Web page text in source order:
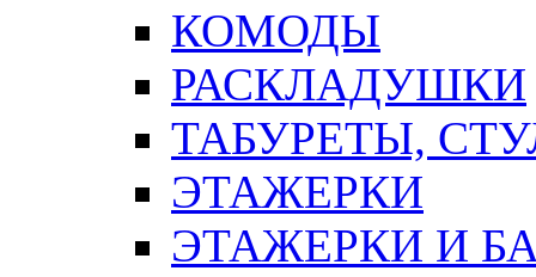
КОМОДЫ
РАСКЛАДУШКИ
ТАБУРЕТЫ,
ЭТАЖЕРКИ
ЭТАЖЕРКИ И